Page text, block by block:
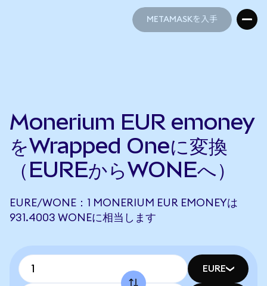
METAMASKを入手
Monerium EUR emoney
をWrapped Oneに変換
（EUREからWONEへ）
EURE/WONE：1 MONERIUM EUR EMONEYは
931.4003 WONEに相当します
EURE